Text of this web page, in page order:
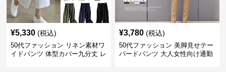
¥5,330 (税込)
50代ファッション リネン素材ワ
イドパンツ 体型カバー九分丈 レ
¥3,780 (税込)
50代ファッション 美脚見せテー
パードパンツ 大人女性向け通勤